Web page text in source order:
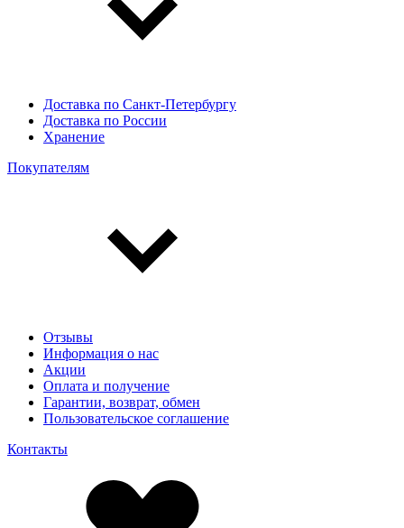
Доставка по Санкт-Петербургу
Доставка по России
Хранение
Покупателям
Отзывы
Информация о нас
Акции
Оплата и получение
Гарантии, возврат, обмен
Пользовательское соглашение
Контакты